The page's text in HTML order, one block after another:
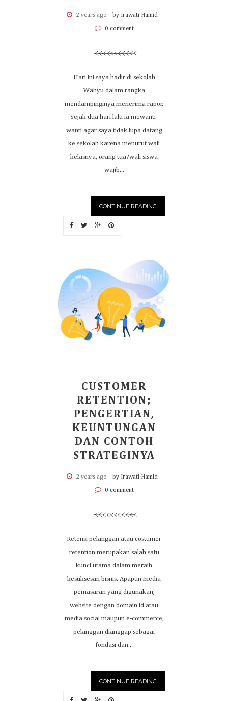
2 years ago by Irawati Hamid
0 comment
Hari ini saya hadir di sekolah
Wahyu dalam rangka
mendampinginya menerima rapor.
Sejak dua hari lalu ia mewanti-
wanti agar saya tidak lupa datang
ke sekolah karena menurut wali
kelasnya, orang tua/wali siswa
wajib...
CONTINUE READING
CUSTOMER
RETENTION;
PENGERTIAN,
KEUNTUNGAN
DAN CONTOH
STRATEGINYA
2 years ago by Irawati Hamid
0 comment
Retensi pelanggan atau costumer
retention merupakan salah satu
kunci utama dalam meraih
kesuksesan bisnis. Apapun media
pemasaran yang digunakan,
website dengan domain id atau
media social maupun e-commerce,
pelanggan dianggap sebagai
fondasi dan...
CONTINUE READING